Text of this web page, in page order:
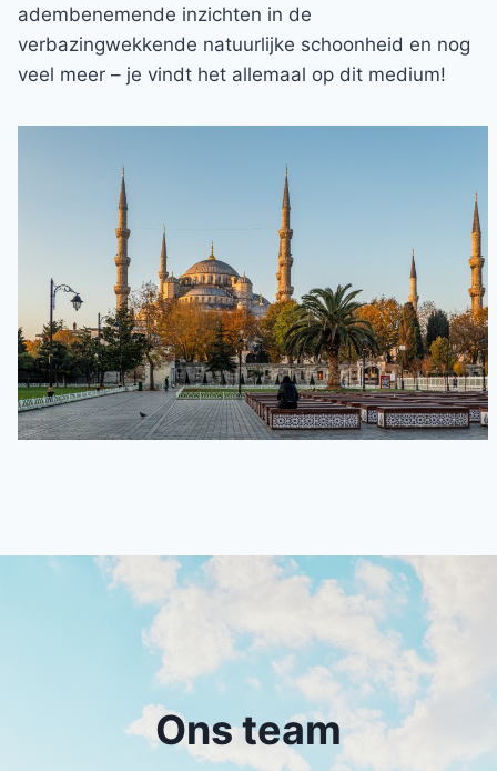
adembenemende inzichten in de
verbazingwekkende natuurlijke schoonheid en nog
veel meer – je vindt het allemaal op dit medium!
Ons team